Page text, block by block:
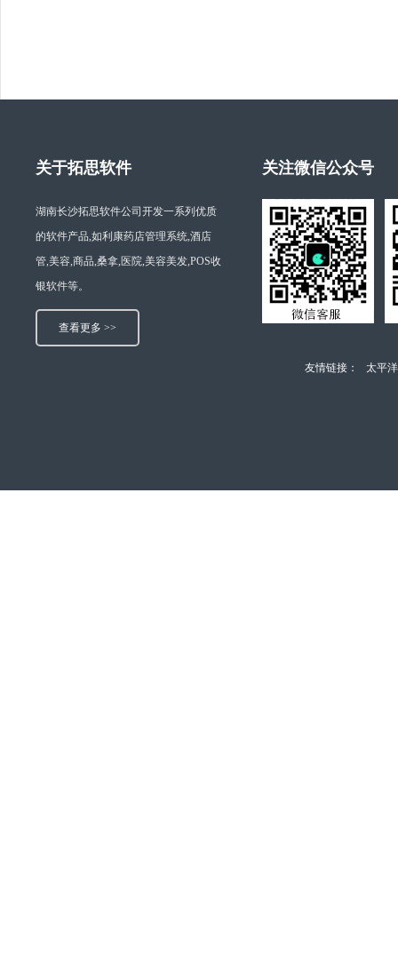
关于拓思软件
湖南长沙拓思软件公司开发一系列优质
的软件产品,如利康药店管理系统,酒店
管,美容,商品,桑拿,医院,美容美发,POS收
银软件等。
查看更多 >>
关注微信公众号
友情链接： 太平